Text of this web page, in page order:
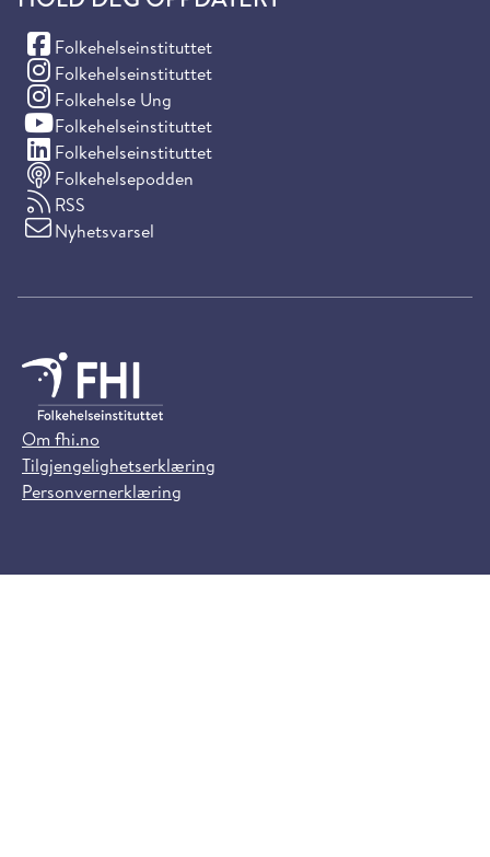
Folkehelseinstituttet
(Facebook)
Folkehelseinstituttet
(Instagram)
Folkehelse Ung
(Instagram)
Folkehelseinstituttet
(YouTube)
Folkehelseinstituttet
(LinkedIn)
Folkehelsepodden
RSS
Nyhetsvarsel
Om fhi.no
Tilgjengelighetserklæring
Personvernerklæring